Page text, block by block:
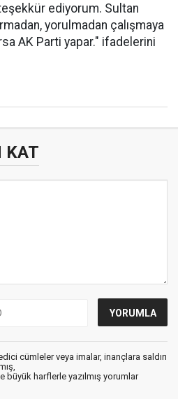
ediyorum. Sultan
yorulmadan çalışmaya
AK Parti yapar." ifadelerini
KAT
cümleler veya imalar, inançlara saldırı
büyük harflerle yazılmış yorumlar